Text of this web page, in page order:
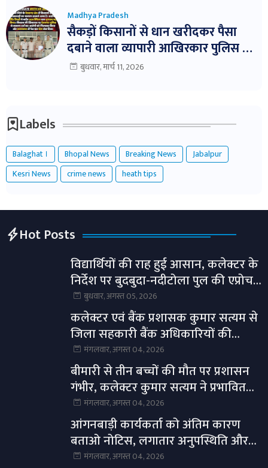
कार्रवाई के निर्देश
Madhya Pradesh
सैकड़ों किसानों से धान खरीदकर पैसा
दबाने वाला व्यापारी आखिरकार पुलिस के
शिकंजे में!
बुधवार, मार्च 11, 2026
Labels
Balaghat । Bhopal News Breaking News
Jabalpur
Kesri News
crime news heath tips
Hot Posts
विद्यार्थियों की राह हुई आसान, कलेक्टर के
निर्देश पर बुदबुदा-नदीटोला पुल की एप्रोच
रोड तैयार।
बुधवार, अगस्त 05, 2026
कलेक्टर एवं बैंक प्रशासक कुमार सत्यम से
जिला सहकारी बैंक अधिकारियों की
सौजन्य भेंट।
मंगलवार, अगस्त 04, 2026
बीमारी से तीन बच्चों की मौत पर प्रशासन
गंभीर, कलेक्टर कुमार सत्यम ने प्रभावित
गांवों में स्वास्थ्य अमला भेजा।
मंगलवार, अगस्त 04, 2026
आंगनबाड़ी कार्यकर्ता को अंतिम कारण
बताओ नोटिस, लगातार अनुपस्थिति और
लापरवाही पर होगी कार्रवाई।
मंगलवार, अगस्त 04, 2026